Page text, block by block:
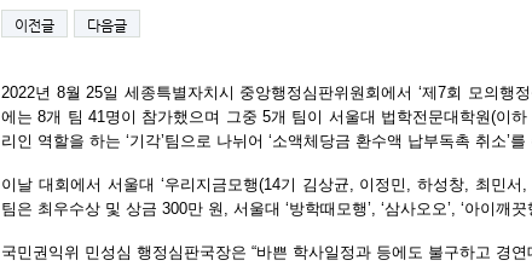
이전글 다음글
2022년 8월25일 세종특별자치시 중앙행정심판위원회에서‘제7회 모의행
에는8개 팀 41명이 참가했으며 그중 5개 팀이 서울대 법학전문대학원(이하
리인 역할을 하는 ‘기각’팀으로 나뉘어 ‘소액체당금 환수액 납부독촉 취소’를
이날 대회에서 서울대 ‘우리지금모행(14기 김상균, 이정민 ,하성창, 최민서 ,
팀은 최우수상 및 상금 300만 원 , 서울대 ‘방학때모행’, ‘삼사오오’, ‘아이깨끗
국민권익위 민성심 행정심판국장은“바쁜 학사일정과 등에도 불구하고 경